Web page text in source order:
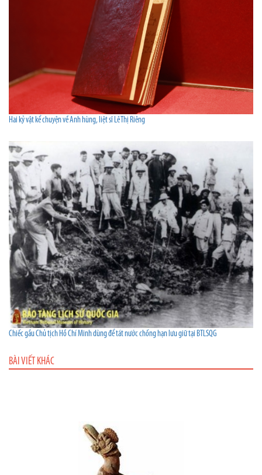
Hai kỷ vật kể chuyện về Anh hùng, liệt sĩ Lê Thị Riêng
Chiếc gầu Chủ tịch Hồ Chí Minh dùng để tát nước chống hạn lưu giữ tại BTLSQG
BÀI VIẾT KHÁC